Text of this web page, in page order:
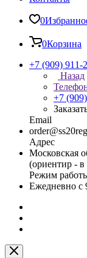
0
0Корзина
+7 (909) 911-
Назад
+7
Email
Адрес
Московская
(ориентир -
Режим
Ежедневно с